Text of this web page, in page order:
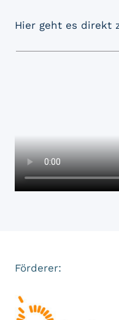
Hier geht es direkt
Förderer: